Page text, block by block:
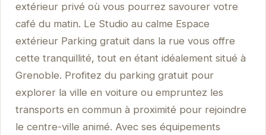
extérieur privé où vous pourrez savourer votre
café du matin. Le Studio au calme Espace
extérieur Parking gratuit dans la rue vous offre
cette tranquillité, tout en étant idéalement situé à
Grenoble. Profitez du parking gratuit pour
explorer la ville en voiture ou empruntez les
transports en commun à proximité pour rejoindre
le centre-ville animé. Avec ses équipements